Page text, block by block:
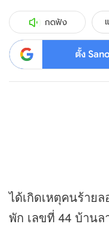
กดฟัง
ตั้ง
ได้เกิดเหตุคนร้าย
พัก เลขที่ 44 บ้านล